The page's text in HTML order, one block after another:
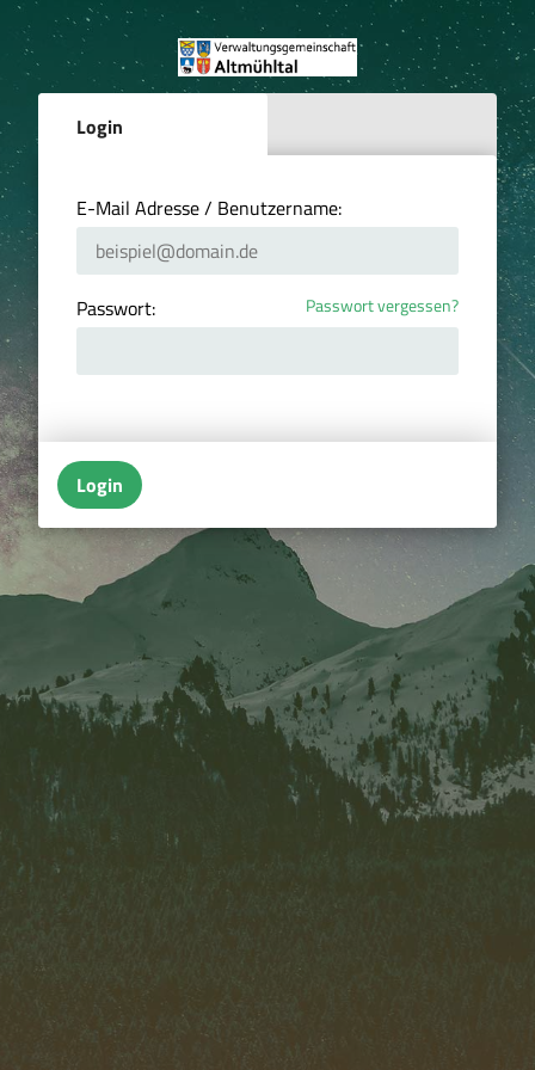
Login
E-Mail Adresse / Benutzername:
Passwort: Passwort vergessen?
Login